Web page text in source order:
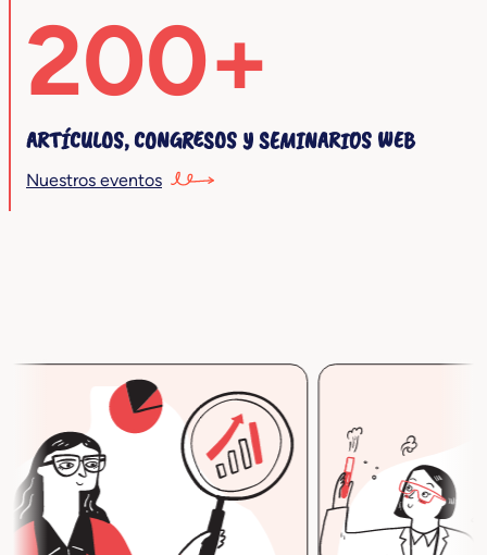
200+
ARTÍCULOS, CONGRESOS Y SEMINARIOS WEB
Nuestros eventos